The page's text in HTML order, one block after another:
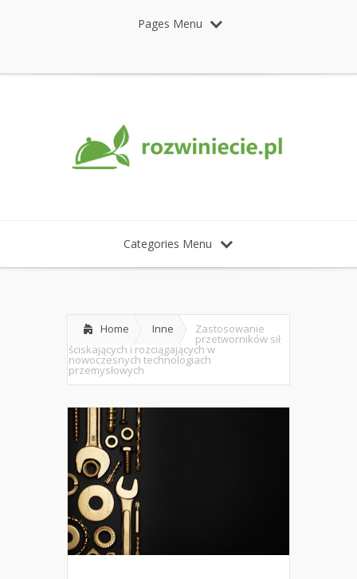
Pages Menu
Categories Menu
Home Inne Zastosowanie
przetworników sił
ściskających i rozciągających w
nowoczesnych technologiach
przemysłowych